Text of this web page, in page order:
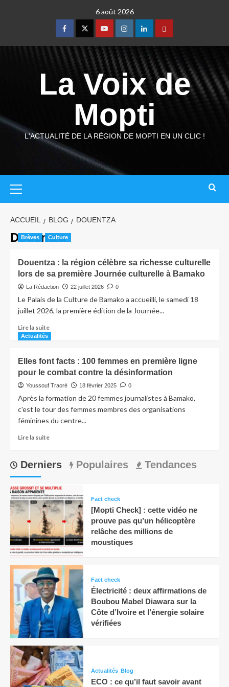
6 août 2026
La Voix de
Mopti
L'ACTUALITÉ DE LA RÉGION DE MOPTI EN UN CLIC !
ACCUEIL BLOG DOUENTZA
Douentza
Brèves Culture
Douentza : la région célèbre sa richesse culturelle
lors de sa première Journée culturelle à Bamako
La Rédaction 22 juillet 2026 0
Le Palais de la Culture de Bamako a accueilli, le samedi 18
juillet 2026, la première édition de la Journée...
Lire la suite
Actualités
Elles font facts : 100 femmes en première ligne
pour le combat contre la désinformation
Youssouf Traoré 18 février 2025 0
Après la formation de 20 femmes journalistes à Bamako,
c'est le tour des femmes membres des organisations
féminines du centre...
Lire la suite
Derniers Populaires Tendances
Fact check
[Mopti Check] : cette vidéo ne
prouve pas qu’un hélicoptère
relâche des millions de
moustiques
Fact check
Électricité : deux affirmations de
Boubou Mabel Diawara sur la
Côte d’Ivoire et l’énergie solaire
vérifiées
Actualités Blog
ECO : ce qu’il faut savoir avant